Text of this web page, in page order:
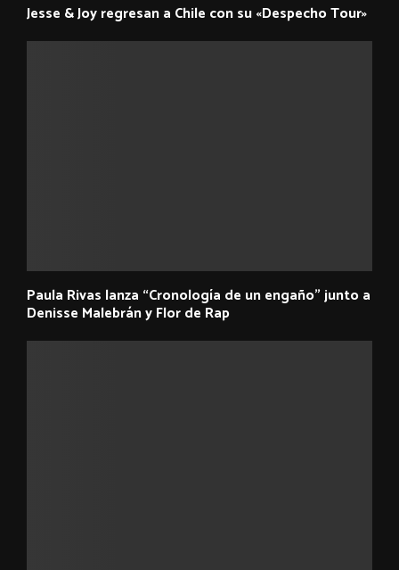
Jesse & Joy regresan a Chile con su «Despecho Tour»
Paula Rivas lanza “Cronología de un engaño” junto a
Denisse Malebrán y Flor de Rap